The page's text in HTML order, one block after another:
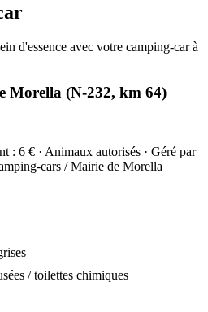
d'essence avec votre camping-car à
Morella (N-232, km 64)
: 6 € · Animaux autorisés · Géré par
cars / Mairie de Morella
/ toilettes chimiques